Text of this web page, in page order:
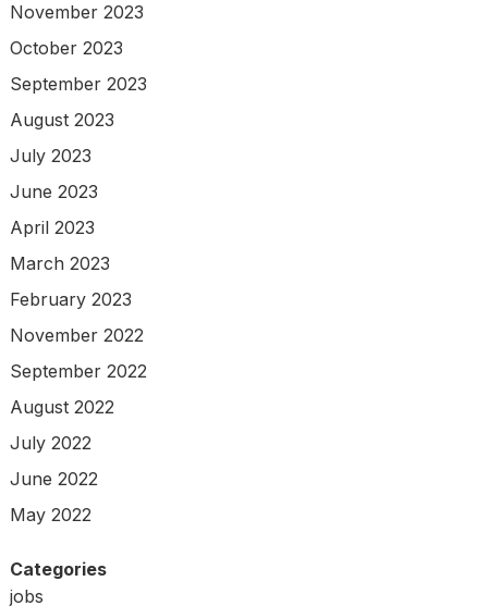
November 2023
October 2023
September 2023
August 2023
July 2023
June 2023
April 2023
March 2023
February 2023
November 2022
September 2022
August 2022
July 2022
June 2022
May 2022
Categories
jobs